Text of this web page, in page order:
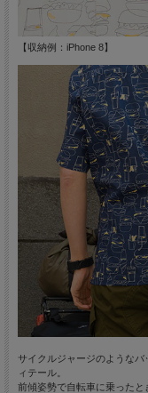
【収納例：iPhone 8】
サイクルジャージのような
ィテール。
前傾姿勢で自転車に乗った